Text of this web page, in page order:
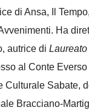
di Ansa, Il
Ha
autrice di
al Conte
Culturale Sabate,
Bracciano-